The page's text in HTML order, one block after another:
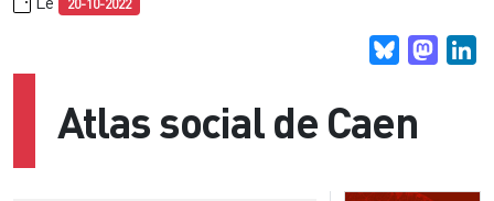
20-10-2022
Bluesky
Atlas social de Caen